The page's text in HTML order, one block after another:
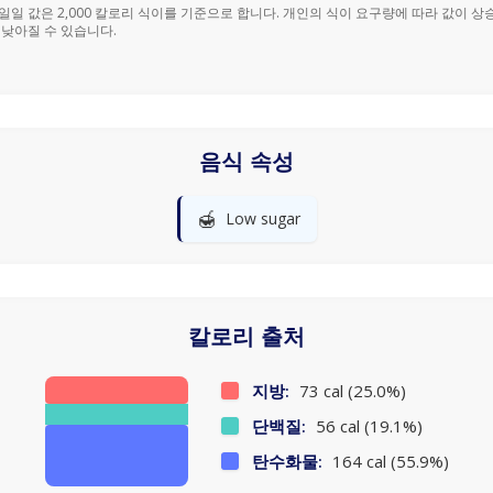
일 값은 2,000 칼로리 식이를 기준으로 합니다. 개인의 식이 요구량에 따라 값이 상
아질 수 있습니다.
음식 속성
🍯 Low sugar
칼로리 출처
지방: 73 cal (25.0%)
단백질: 56 cal (19.1%)
탄수화물: 164 cal (55.9%)